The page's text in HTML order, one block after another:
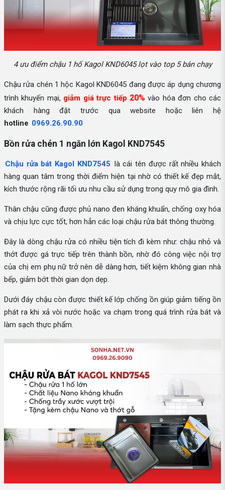
4 ưu điểm chậu 1 hố Kagol KND6045 lọt vào top 5 bán chạy
Chậu rửa chén 1 hộc Kagol KND6045 đang được áp dụng chương
trình khuyến mại, giảm giá trực tiếp 20% vào hóa đơn cho các
khách hàng đặt trước qua website hoặc liên hệ
hotline 0969.26.90.90
Bồn rửa chén 1 ngăn lớn Kagol KND7545
Chậu rửa bát Kagol KND7545
là cái tên được rất nhiều khách
hàng quan tâm trong thời điểm hiện tại nhờ có thiết kế đẹp mắt,
kích thước rộng rãi tối ưu nhu cầu sử dụng trong quy mô gia đình.
Thân chậu cũng được phủ nano đen kháng khuẩn, chống oxy hóa
và chịu lực cực tốt, hơn hẳn các loại chậu rửa bát thông thường.
Đây là dòng chậu rửa có nhiều tiện tích đi kèm như: chậu nhỏ và
thớt được gá trực tiếp trên thành bồn, nhờ đó công việc nội trợ
của chị em phụ nữ trở nên dễ dàng hơn, tiết kiệm không gian nhà
bếp, giảm bớt thời gian dọn dẹp.
Dưới đáy chậu còn được thiết kế lớp chống ồn giúp giảm tiếng ồn
phát ra khi xả vòi nước hoặc va chạm trong quá trình rửa bát và
làm sạch thực phẩm.